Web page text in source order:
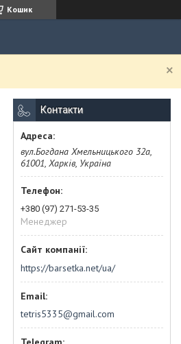
Кошик
Контакти
вул.Богдана Хмельницького 32а,
61001, Харків, Україна
+380 (97) 271-53-35
Менеджер
https://barsetka.net/ua/
tetris5335@gmail.com